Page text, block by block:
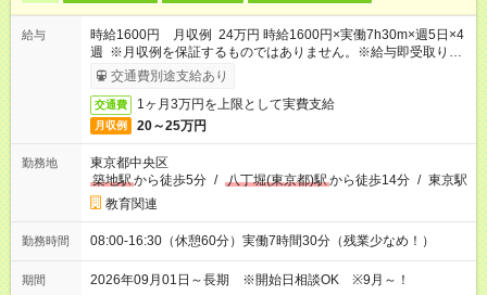
給与
時給1600円 月収例 24万円 時給1600円×実働7h30m×週5日×4
週 ※月収例を保証するものではありません。※給与即受取りサ
ービス利用可（利用条件有）
交通費別途支給あり
交通費 1ヶ月3万円を上限として実費支給
月収例 20～25万円
勤務地
東京都中央区
築地駅から徒歩5分 / 八丁堀(東京都)駅から徒歩14分 / 東京駅
教育関連
勤務時間 08:00-16:30（休憩60分）実働7時間30分（残業少なめ！）
期間 2026年09月01日～長期 ※開始日相談OK ※9月～！